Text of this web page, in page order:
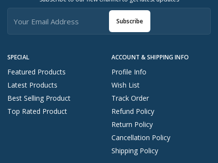
SPECIAL
Featured Products
Latest Products
Best Selling Product
Top Rated Product
ACCOUNT & SHIPPING INFO
Profile Info
Wish List
Track Order
Refund Policy
Return Policy
Cancellation Policy
Shipping Policy
Subscribe